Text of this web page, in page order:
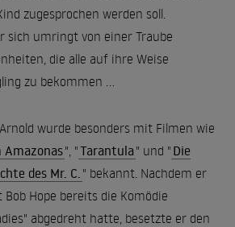
zugesprochen werden soll.
sich umringt von einer Traube
die alle auf ihre Weise
zu bekommen ...
wurde besonders mit Filmen wie
Amazonas", "Tarantula " und " Die
des Mr. C. " bekannt. Nachdem er
Hope bereits die Komödie
abgedreht hatte, besetzte er den